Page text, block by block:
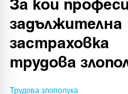
За кои
задължителна
застраховка
трудова
Трудова злополука